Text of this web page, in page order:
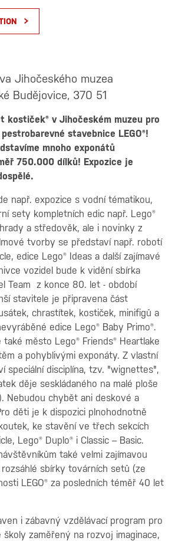
Jihočeského muzea
Budějovice, 370 51
kostiček® v Jihočeském muzeu pro
stavebnice LEGO®!
mnoho exponátů
750.000 dílků! Expozice je
např. expozice s vodní tématikou,
sety kompletních edic např. Lego®
a středověk, ale i novinky z
tvorby se představí např. robotí
edice Lego® Ideas a další zajímavé
vozidel bude k vidění sbírka
Team z konce 80. let - období
stavitele je připravena část
chrastítek, kostiček, minifigů a
edice Lego® Baby Primo®.
také město Lego® Friends® Heartlake
a pohyblivými exponáty. Z vlastní
speciální disciplína, tzv. "wignettes",
děje seskládaného na malé ploše
Nebudou chybět ani deskové a
děti je k dispozici plnohodnotně
ke stavění ve třech sekcích
Lego® Duplo® i Classic – Basic.
také velmi zajímavou
sbírky továrních setů (ze
LEGO® za posledních téměř 40 let
i zábavný vzdělávací program pro
školy zaměřený na rozvoj imaginace,